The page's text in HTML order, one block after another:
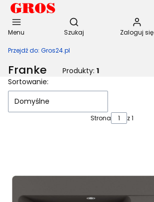
Menu
Otwórz wyszukiwarkę
Szukaj Zaloguj się
Przejdź do: Gros24.pl
Franke Produkty: 1
Lista produktów
Sortowanie:
Domyślne
Strona z 1